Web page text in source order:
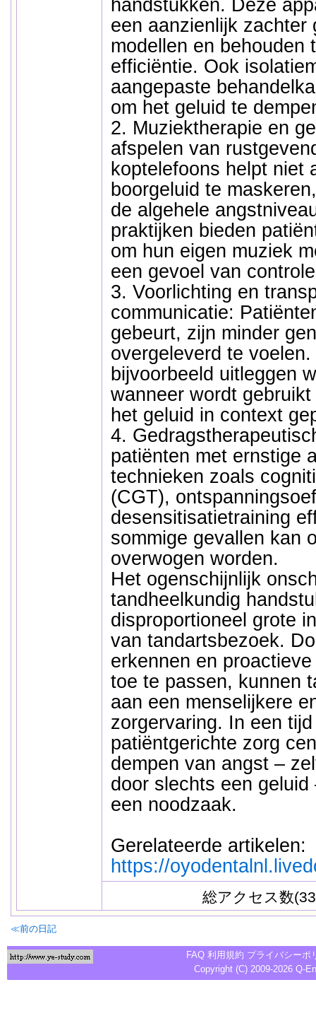
handstukken. Deze
een aanzienlijk zachter
modellen en behouden
efficiëntie. Ook
aangepaste
om het geluid te
2. Muziektherapie en
afspelen van
koptelefoons helpt niet
boorgeluid te
de algehele
praktijken bieden
om hun eigen muziek
een gevoel van
3. Voorlichting en
communicatie:
gebeurt, zijn minder
overgeleverd te
bijvoorbeeld uitleggen
wanneer wordt
het geluid in context
4.
patiënten met ernstige
technieken zoals
(CGT),
desensitisatietraining
sommige gevallen kan
overwogen worden.
Het ogenschijnlijk
tandheelkundig
disproportioneel grote
van tandartsbezoek.
erkennen en
toe te passen, kunnen
aan een menselijkere
zorgervaring. In een
patiëntgerichte zorg
dempen van angst –
door slechts een
een noodzaak.
Gerelateerde artikelen:
https://
総アクセス数
≪前の日記
FAQ 利用規約 プライバシーポ
Copyright (C) 2009-2026 Q-